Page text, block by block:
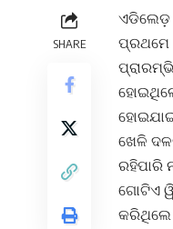
SHARE
ଏଡିଲେଡ଼
ପ୍ରଥମେ
ଖେଳି
ରହିପାରି
ଗୋଟିଏ